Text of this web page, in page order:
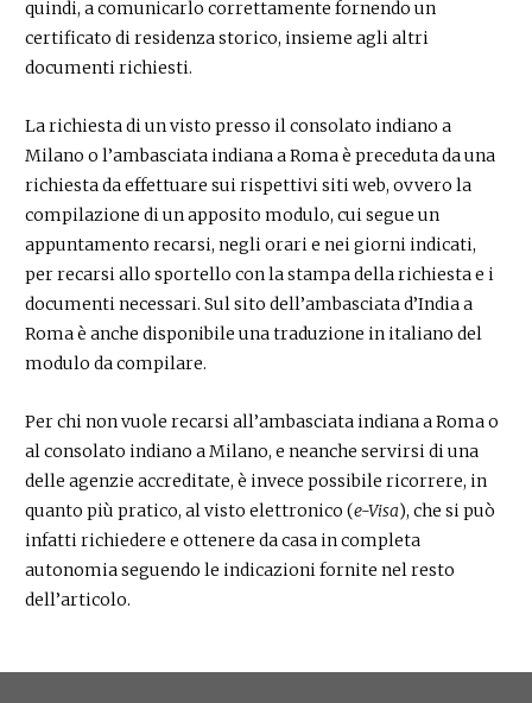
quindi, a comunicarlo correttamente fornendo un
certificato di residenza storico, insieme agli altri
documenti richiesti.
La richiesta di un visto presso il consolato indiano a
Milano o l’ambasciata indiana a Roma è preceduta da una
richiesta da effettuare sui rispettivi siti web, ovvero la
compilazione di un apposito modulo, cui segue un
appuntamento recarsi, negli orari e nei giorni indicati,
per recarsi allo sportello con la stampa della richiesta e i
documenti necessari. Sul sito dell’ambasciata d’India a
Roma è anche disponibile una traduzione in italiano del
modulo da compilare.
Per chi non vuole recarsi all’ambasciata indiana a Roma o
al consolato indiano a Milano, e neanche servirsi di una
delle agenzie accreditate, è invece possibile ricorrere, in
quanto più pratico, al visto elettronico (e-Visa), che si può
infatti richiedere e ottenere da casa in completa
autonomia seguendo le indicazioni fornite nel resto
dell’articolo.